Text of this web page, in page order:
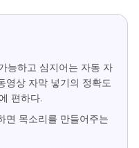
능하고 심지어는 자동 자
영상 자막 넣기의 정확도
편하다.
면 목소리를 만들어주는